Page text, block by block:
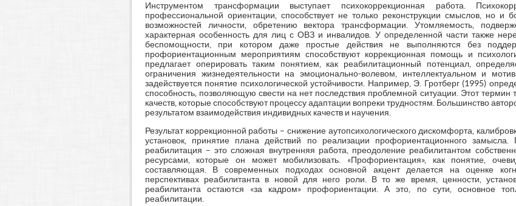
Инструментом трансформации выступает психокоррекционная работа.
профессиональной ориентации, способствует не только реконструкции смыслов, но и
возможностей личности, обретению вектора трансформации. Утомляемость,
характерная особенность для лиц с ОВЗ и инвалидов. У определенной части также
беспомощности, при котором даже простые действия не выполняются без
профориентационным мероприятиям способствуют коррекционная помощь и
предлагает оперировать таким понятием, как реабилитационный потенциал,
ограничения жизнедеятельности на эмоционально-волевом, интеллектуальном и
задействуется понятие психологической устойчивости. Например, Э. Гротберг (1995)
способность, позволяющую свести на нет последствия проблемной ситуации. Этот термин
качеств, которые способствуют процессу адаптации вопреки трудностям. Большинство
результатом взаимодействия индивидных качеств и научения.
Результат коррекционной работы – снижение аутопсихологического дискомфорта,
установок, принятие плана действий по реализации профориентационного
реабилитация – это сложная внутренняя работа, преодоление реабилитантом
ресурсами, которые он может мобилизовать. «Профориентация», как понятие,
составляющая. В современных подходах основной акцент делается на оценке
перспективах реабилитанта в новой для него роли. В то же время, ценности,
реабилитанта остаются «за кадром» профориентации. А это, по сути, основное
реабилитации.